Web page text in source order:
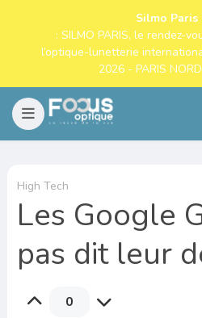
Silmo Paris
: SILMO PARIS, le rendez-
l’optique-lunetterie
2026 - PARIS
High Tech
Les Google
pas dit leur
0